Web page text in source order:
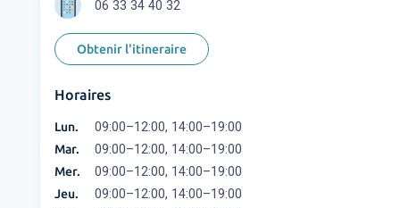
06 33 34 40 32
Obtenir l'itineraire
Horaires
Lun. 09:00–12:00, 14:00–19:00
Mar. 09:00–12:00, 14:00–19:00
Mer. 09:00–12:00, 14:00–19:00
Jeu. 09:00–12:00, 14:00–19:00